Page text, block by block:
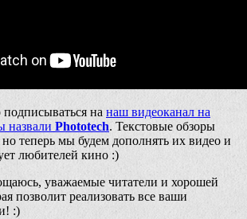
на наш видеоканал на
назвали Phototech. Текстовые обзоры
теперь мы будем дополнять их видео и
любителей кино :)
уважаемые читатели и хорошей
позволит реализовать все ваши
:)